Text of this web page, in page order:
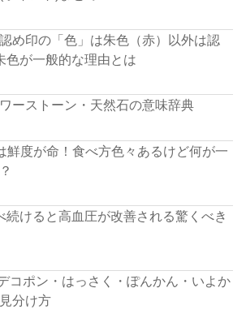
め印の「色」は朱色（赤）以外は認
色が一般的な理由とは
ーストーン・天然石の意味辞典
鮮度が命！食べ方色々あるけど何が一
続けると高血圧が改善される驚くべき
コポン・はっさく・ぽんかん・いよか
分け方